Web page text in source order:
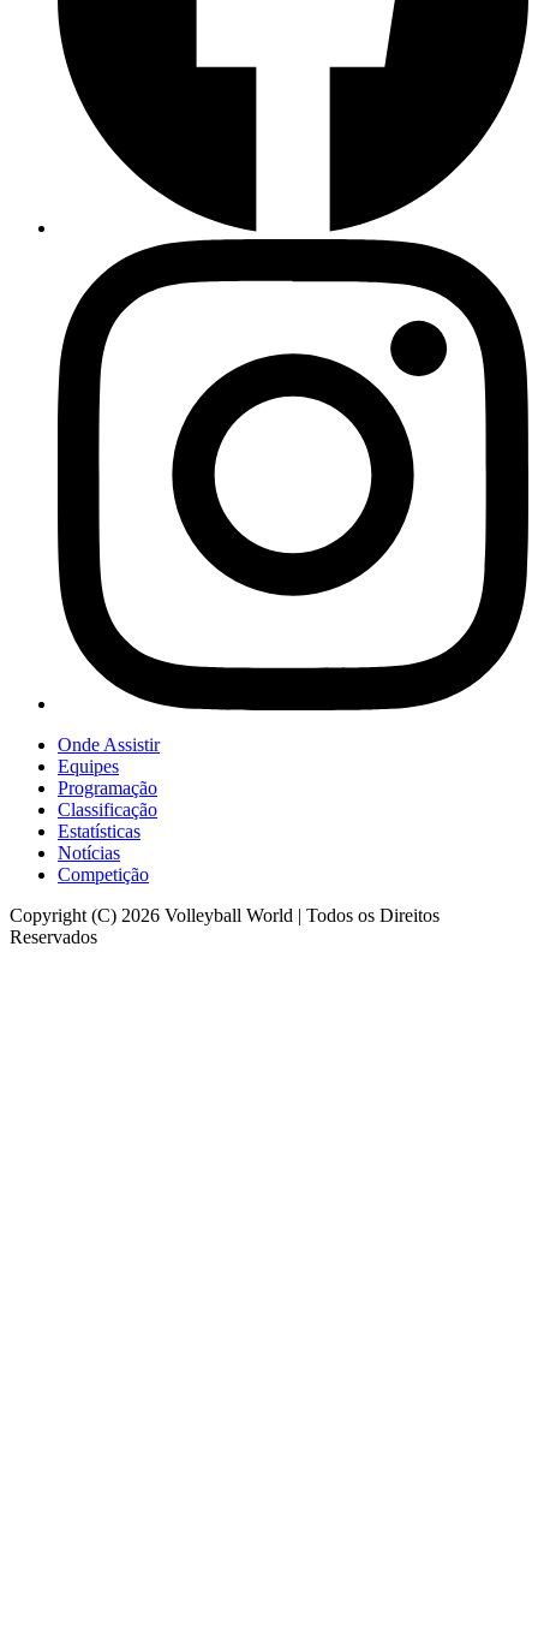
Onde Assistir
Equipes
Programação
Classificação
Estatísticas
Notícias
Competição
Copyright (C) 2026 Volleyball World | Todos os Direitos
Reservados